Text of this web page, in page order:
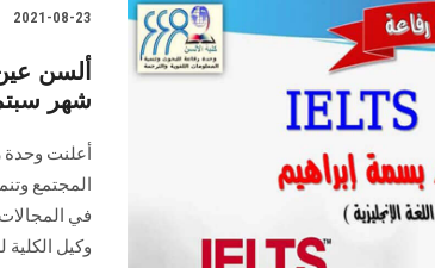
2021-08-23
ألسن
شهر
أعلنت وحدة
المجتمع
في
وكيل